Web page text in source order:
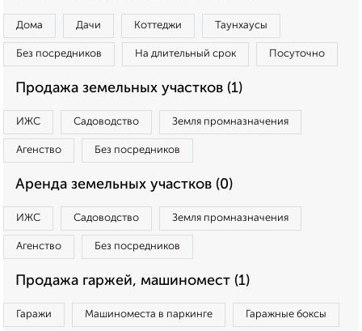
Дома Дачи Коттеджи Таунхаусы
Без посредников На длительный срок Посуточно
Продажа земельных участков (1)
ИЖС Садоводство Земля промназначения
Агенство Без посредников
Аренда земельных участков (0)
ИЖС Садоводство Земля промназначения
Агенство Без посредников
Продажа гаржей, машиномест (1)
Гаражи Машиноместа в паркинге Гаражные боксы